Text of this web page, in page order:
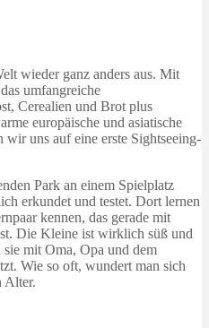
wieder ganz anders aus. Mit
umfangreiche
Cerealien und Brot plus
europäische und asiatische
wir uns auf eine erste Sightseeing-
Park an einem Spielplatz
erkundet und testet. Dort lernen
kennen, das gerade mit
Die Kleine ist wirklich süß und
mit Oma, Opa und dem
Wie so oft, wundert man sich
Alter.